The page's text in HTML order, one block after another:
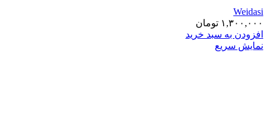
Weidasi
۱,۳۰۰,۰۰۰ تومان
افزودن به سبد خرید
نمایش سریع